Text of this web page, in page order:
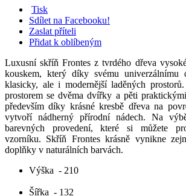
Tisk
Sdílet na Facebooku!
Zaslat příteli
Přidat k oblíbeným
Luxusní skříň Frontes z tvrdého dřeva
kouskem, který díky svému univerzálnímu
klasicky, ale i modernější laděných
prostorem se dvěma dvířky a pěti
především díky krásné kresbě dřeva na
vytvoří nádherný přírodní nádech. Na
barevných provedení, které si můžete
vzorníku. Skříň Frontes krásně vynikne
doplňky v naturálních barvách.
Výška - 210
Šířka - 132